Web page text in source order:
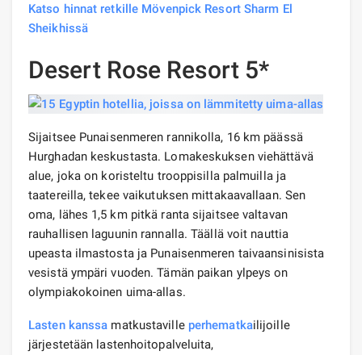
Katso hinnat retkille Mövenpick Resort Sharm El
Sheikhissä
Desert Rose Resort 5*
Sijaitsee Punaisenmeren rannikolla, 16 km päässä
Hurghadan keskustasta. Lomakeskuksen viehättävä
alue, joka on koristeltu trooppisilla palmuilla ja
taatereilla, tekee vaikutuksen mittakaavallaan. Sen
oma, lähes 1,5 km pitkä ranta sijaitsee valtavan
rauhallisen laguunin rannalla. Täällä voit nauttia
upeasta ilmastosta ja Punaisenmeren taivaansinisista
vesistä ympäri vuoden. Tämän paikan ylpeys on
olympiakokoinen uima-allas.
Lasten kanssa matkustaville perhematkailijoille
järjestetään lastenhoitopalveluita,